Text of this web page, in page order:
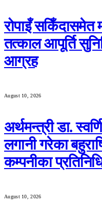
रोपाइँ
तत्काल आपूर्ति
आग्रह
August 10, 2026
अर्थमन्त्री डा.
लगानी गरेका
कम्पनीका
August 10, 2026